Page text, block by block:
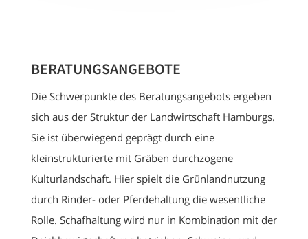
BERATUNGSANGEBOTE
Die Schwerpunkte des Beratungsangebots ergeben
sich aus der Struktur der Landwirtschaft Hamburgs.
Sie ist überwiegend geprägt durch eine
kleinstrukturierte mit Gräben durchzogene
Kulturlandschaft. Hier spielt die Grünlandnutzung
durch Rinder- oder Pferdehaltung die wesentliche
Rolle. Schafhaltung wird nur in Kombination mit der